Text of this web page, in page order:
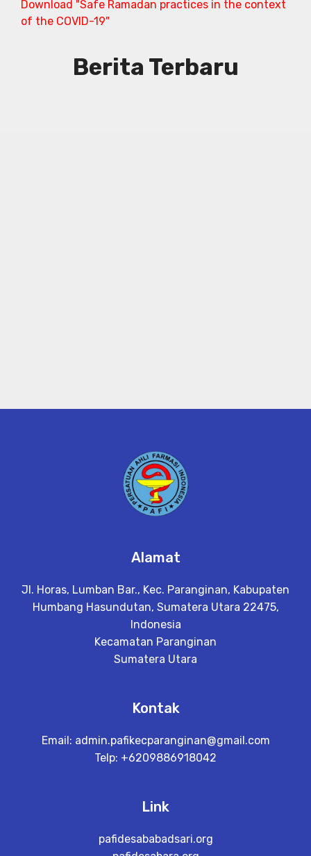
Download "Safe Ramadan practices in the context
of the COVID-19"
Berita Terbaru
Alamat
Jl. Horas, Lumban Bar., Kec. Paranginan, Kabupaten
Humbang Hasundutan, Sumatera Utara 22475,
Indonesia
Kecamatan Paranginan
Sumatera Utara
Kontak
Email: admin.pafikecparanginan@gmail.com
Telp: +6209886918042
Link
pafidesababadsari.org